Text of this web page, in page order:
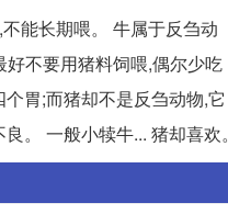
能长期喂。 牛属于反刍动
不要用猪料饲喂,偶尔少吃
胃;而猪却不是反刍动物,它
。 一般小犊牛... 猪却喜欢。